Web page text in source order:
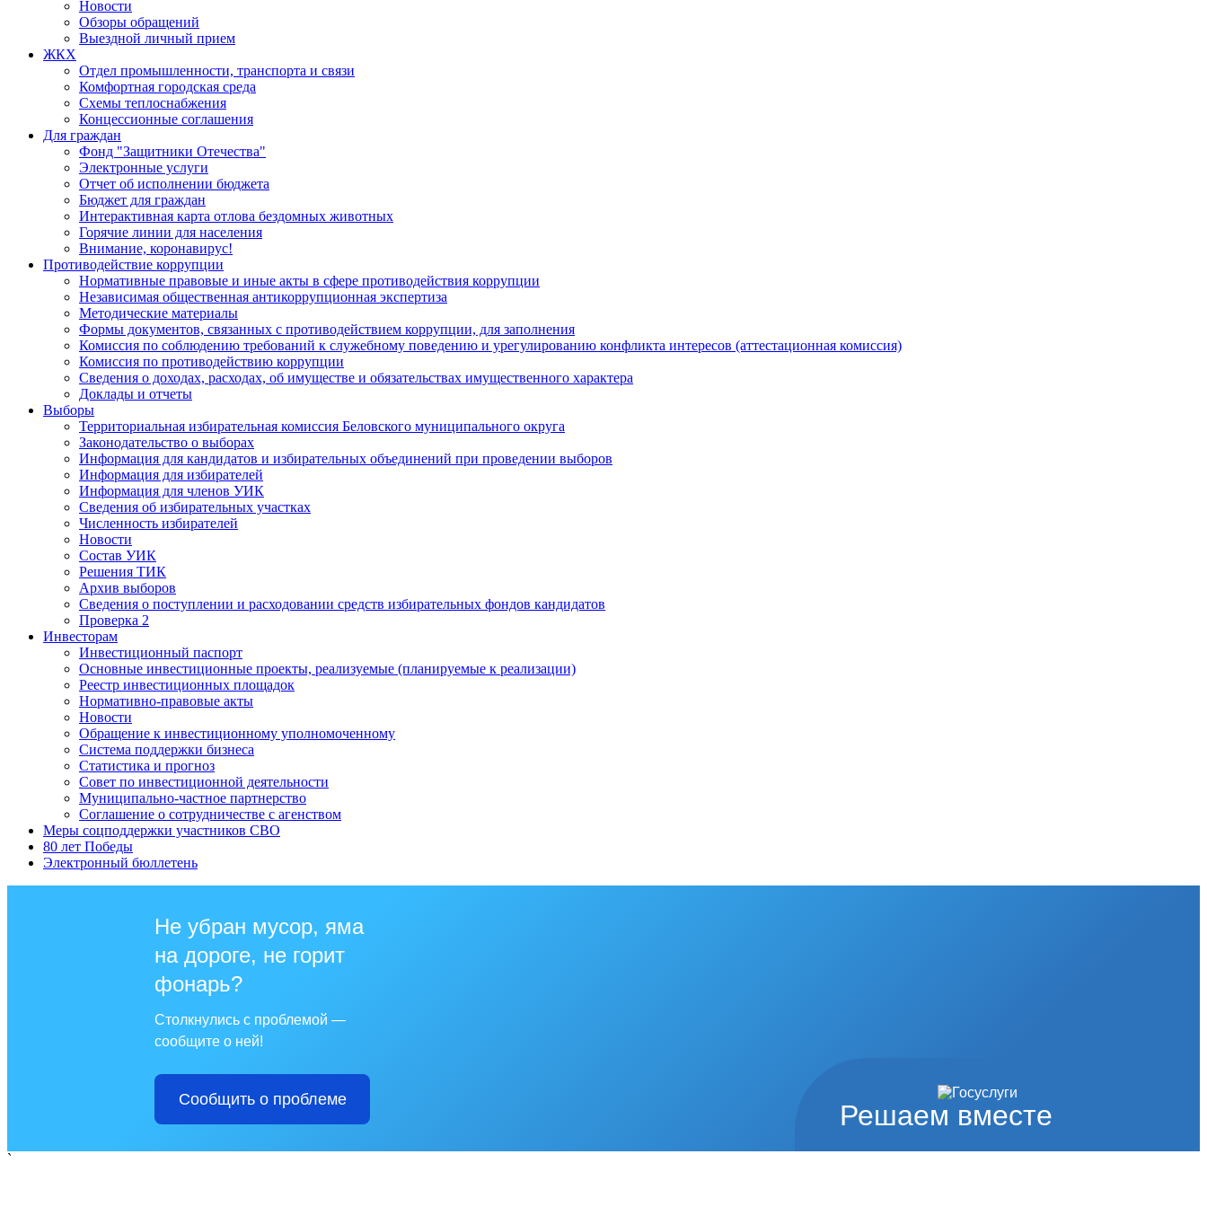
Новости
Обзоры обращений
Выездной личный прием
ЖКХ
Отдел промышленности, транспорта и связи
Комфортная городская среда
Схемы теплоснабжения
Концессионные соглашения
Для граждан
Фонд "Защитники Отечества"
Электронные услуги
Отчет об исполнении бюджета
Бюджет для граждан
Интерактивная карта отлова бездомных животных
Горячие линии для населения
Внимание, коронавирус!
Противодействие коррупции
Нормативные правовые и иные акты в сфере противодействия коррупции
Независимая общественная антикоррупционная экспертиза
Методические материалы
Формы документов, связанных с противодействием коррупции, для заполнения
Комиссия по соблюдению требований к служебному поведению и урегулированию конфликта интересов (аттестационная комиссия)
Комиссия по противодействию коррупции
Сведения о доходах, расходах, об имуществе и обязательствах имущественного характера
Доклады и отчеты
Выборы
Территориальная избирательная комиссия Беловского муниципального округа
Законодательство о выборах
Информация для кандидатов и избирательных объединений при проведении выборов
Информация для избирателей
Информация для членов УИК
Сведения об избирательных участках
Численность избирателей
Новости
Состав УИК
Решения ТИК
Архив выборов
Сведения о поступлении и расходовании средств избирательных фондов кандидатов
Проверка 2
Инвесторам
Инвестиционный паспорт
Основные инвестиционные проекты, реализуемые (планируемые к реализации)
Реестр инвестиционных площадок
Нормативно-правовые акты
Новости
Обращение к инвестиционному уполномоченному
Система поддержки бизнеса
Статистика и прогноз
Совет по инвестиционной деятельности
Муниципально-частное партнерство
Соглашение о сотрудничестве с агенством
Меры соцподдержки участников СВО
80 лет Победы
Электронный бюллетень
Решаем вместе
Не убран мусор, яма
на дороге, не горит
фонарь?
Столкнулись с проблемой —
сообщите о ней!
Сообщить о проблеме
`